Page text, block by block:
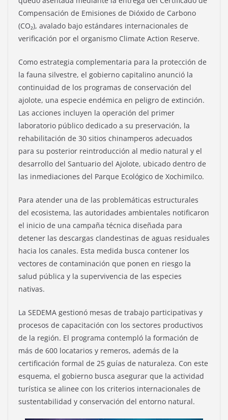
Compensación de Emisiones de Dióxido de Carbono
(CO₂), avalado bajo estándares internacionales de
verificación por el organismo Climate Action Reserve.
Como estrategia complementaria para la protección de
la fauna silvestre, el gobierno capitalino anunció la
continuidad de los programas de conservación del
ajolote, una especie endémica en peligro de extinción.
Las acciones incluyen la operación del primer
laboratorio público dedicado a su preservación, la
rehabilitación de 30 sitios chinamperos adecuados
para su posterior reintroducción al medio natural y el
desarrollo del Santuario del Ajolote, ubicado dentro de
las inmediaciones del Parque Ecológico de Xochimilco.
Para atender una de las problemáticas estructurales
del ecosistema, las autoridades ambientales notificaron
el inicio de una campaña técnica diseñada para
detener las descargas clandestinas de aguas residuales
hacia los canales. Esta medida busca contener los
vectores de contaminación que ponen en riesgo la
salud pública y la supervivencia de las especies
nativas.
La SEDEMA gestionó mesas de trabajo participativas y
procesos de capacitación con los sectores productivos
de la región. El programa contempló la formación de
más de 600 locatarios y remeros, además de la
certificación formal de 25 guías de naturaleza. Con este
esquema, el gobierno busca asegurar que la actividad
turística se alinee con los criterios internacionales de
sustentabilidad y conservación del entorno natural.